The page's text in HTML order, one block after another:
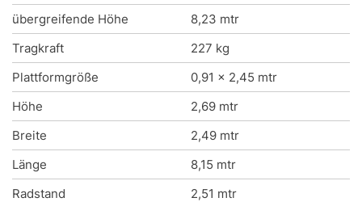
übergreifende Höhe
8,23 mtr
Tragkraft
227 kg
Plattformgröße
0,91 x 2,45 mtr
Höhe
2,69 mtr
Breite
2,49 mtr
Länge
8,15 mtr
Radstand
2,51 mtr